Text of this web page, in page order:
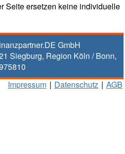
Seite ersetzen keine individuelle
GmbH
Siegburg, Region Köln / Bonn,
Impressum | Datenschutz | AGB